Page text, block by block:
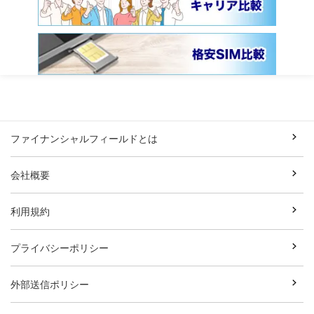
ファイナンシャルフィールドとは
会社概要
利用規約
プライバシーポリシー
外部送信ポリシー